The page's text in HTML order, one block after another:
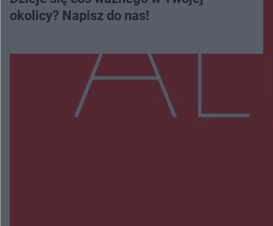
okolicy? Napisz do nas!
Więcej